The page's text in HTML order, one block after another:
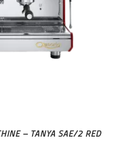
– TANYA SAE/2 RED